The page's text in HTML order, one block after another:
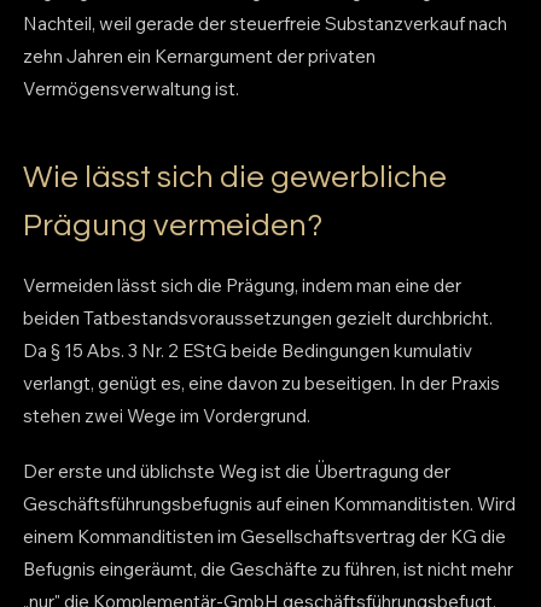
Nachteil, weil gerade der steuerfreie Substanzverkauf nach
zehn Jahren ein Kernargument der privaten
Vermögensverwaltung ist.
Wie lässt sich die gewerbliche
Prägung vermeiden?
Vermeiden lässt sich die Prägung, indem man eine der
beiden Tatbestandsvoraussetzungen gezielt durchbricht.
Da § 15 Abs. 3 Nr. 2 EStG beide Bedingungen kumulativ
verlangt, genügt es, eine davon zu beseitigen. In der Praxis
stehen zwei Wege im Vordergrund.
Der erste und üblichste Weg ist die Übertragung der
Geschäftsführungsbefugnis auf einen Kommanditisten. Wird
einem Kommanditisten im Gesellschaftsvertrag der KG die
Befugnis eingeräumt, die Geschäfte zu führen, ist nicht mehr
„nur" die Komplementär-GmbH geschäftsführungsbefugt.